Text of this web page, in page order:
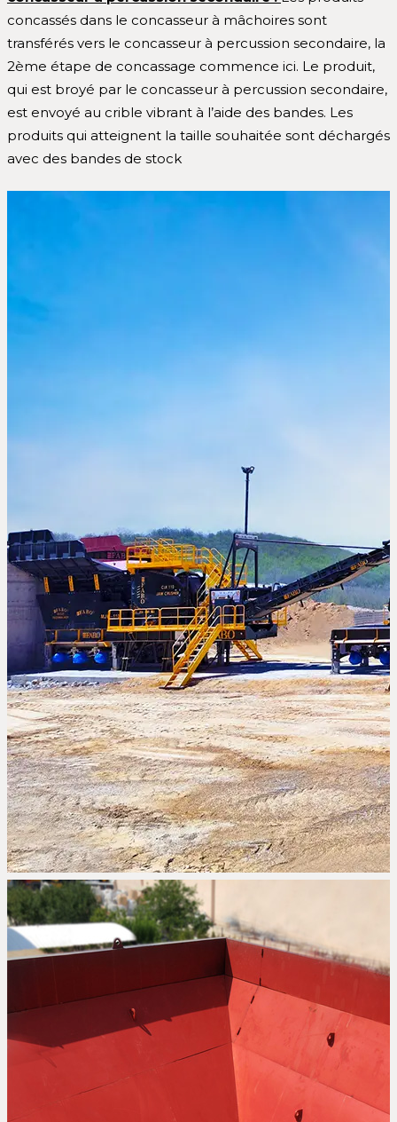
concassés dans le concasseur à mâchoires sont
transférés vers le concasseur à percussion secondaire, la
2ème étape de concassage commence ici. Le produit,
qui est broyé par le concasseur à percussion secondaire,
est envoyé au crible vibrant à l’aide des bandes. Les
produits qui atteignent la taille souhaitée sont déchargés
avec des bandes de stock